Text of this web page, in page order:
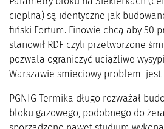
cieplna) są identyczne jak
fiński Fortum. Finowie chcą aby 50
stanowił RDF czyli przetworzone
pozwala ograniczyć uciążliwe
Warszawie smieciowy problem jest
PGNIG Termika długo rozważał
bloku gazowego, podobnego do